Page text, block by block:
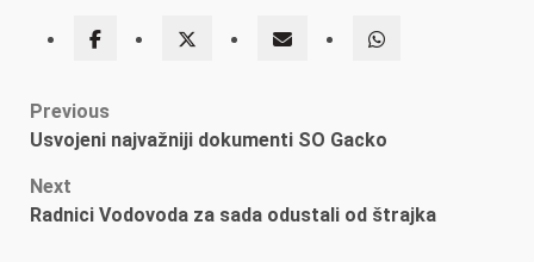
Post
Previous
Usvojeni najvažniji dokumenti SO Gacko
Next
Radnici Vodovoda za sada odustali od štrajka